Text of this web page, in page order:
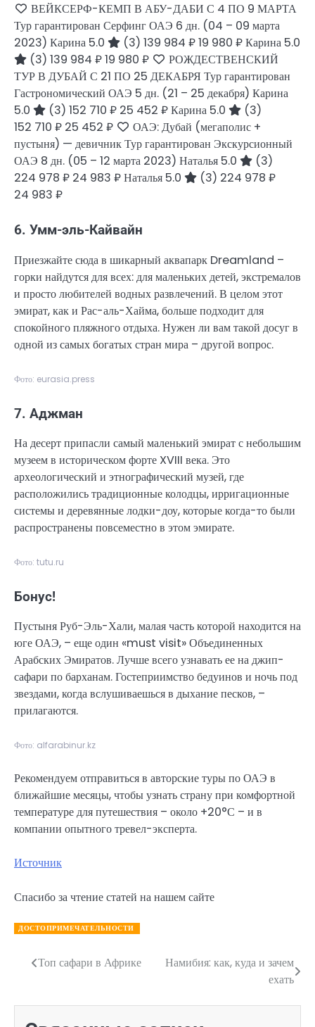
ВЕЙКСЕРФ-КЕМП В АБУ-ДАБИ С 4 ПО 9 МАРТА
Тур гарантирован Серфинг ОАЭ 6 дн. (04 – 09 марта
2023) Карина 5.0 (3) 139 984 ₽19 980 ₽Карина 5.0
(3) 139 984 ₽19 980 ₽
РОЖДЕСТВЕНСКИЙ
ТУР В ДУБАЙ С 21 ПО 25 ДЕКАБРЯ Тур гарантирован
Гастрономический ОАЭ 5 дн. (21 – 25 декабря) Карина
5.0
(3) 152 710 ₽ 25 452 ₽Карина 5.0
(3)
152 710 ₽ 25 452 ₽
ОАЭ: Дубай (мегаполис +
пустыня) — девичник Тур гарантирован Экскурсионный
ОАЭ 8 дн. (05 – 12 марта 2023) Наталья 5.0
(3)
224 978 ₽ 24 983 ₽Наталья 5.0 (3) 224 978 ₽
24 983 ₽
6. Умм-эль-Кайвайн
Приезжайте сюда в шикарный аквапарк Dreamland –
горки найдутся для всех: для маленьких детей, экстремалов
и просто любителей водных развлечений. В целом этот
эмират, как и Рас-аль-Хайма, больше подходит для
спокойного пляжного отдыха. Нужен ли вам такой досуг в
одной из самых богатых стран мира – другой вопрос.
Фото: eurasia.press
7. Аджман
На десерт припасли самый маленький эмират с небольшим
музеем в историческом форте XVIII века. Это
археологический и этнографический музей, где
расположились традиционные колодцы, ирригационные
системы и деревянные лодки-доу, которые когда-то были
распространены повсеместно в этом эмирате.
Фото: tutu.ru
Бонус!
Пустыня Руб-Эль-Хали, малая часть которой находится на
юге ОАЭ, – еще один «must visit» Объединенных
Арабских Эмиратов. Лучше всего узнавать ее на джип-
сафари по барханам. Гостеприимство бедуинов и ночь под
звездами, когда вслушиваешься в дыхание песков, –
прилагаются.
Фото: alfarabinur.kz
Рекомендуем отправиться в авторские туры по ОАЭ в
ближайшие месяцы, чтобы узнать страну при комфортной
температуре для путешествия – около +20°С – и в
компании опытного тревел-эксперта.
Источник
Спасибо за чтение статей на нашем сайте
ДОСТОПРИМЕЧАТЕЛЬНОСТИ
Навигация
Топ сафари в Африке
Намибия: как, куда и зачем
ехать